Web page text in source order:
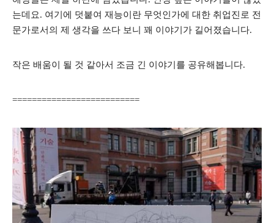
는데요. 여기에 덧붙여 재능이란 무엇인가에 대한 취업진로 전
문가로서의 제 생각을 쓰다 보니 꽤 이야기가 길어졌습니다.
작은 배움이 될 것 같아서 조금 긴 이야기를 공유해봅니다.
==========================